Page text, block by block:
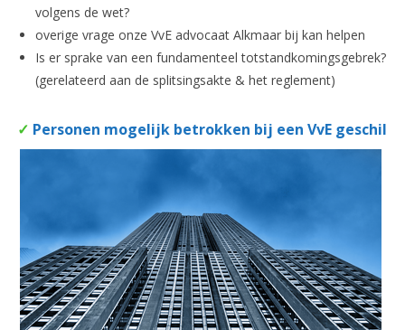
volgens de wet?
overige vrage onze VvE advocaat Alkmaar bij kan helpen
Is er sprake van een fundamenteel totstandkomingsgebrek?
(gerelateerd aan de splitsingsakte & het reglement)
✓ Personen mogelijk betrokken bij een VvE geschil